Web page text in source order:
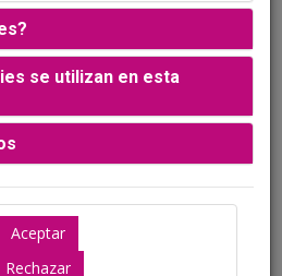
se utilizan en esta
Aún no disponible